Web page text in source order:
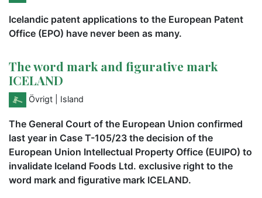
Icelandic patent applications to the European Patent
Office (EPO) have never been as many.
The word mark and figurative mark
ICELAND
Övrigt | Island
The General Court of the European Union confirmed
last year in Case T-105/23 the decision of the
European Union Intellectual Property Office (EUIPO) to
invalidate Iceland Foods Ltd. exclusive right to the
word mark and figurative mark ICELAND.